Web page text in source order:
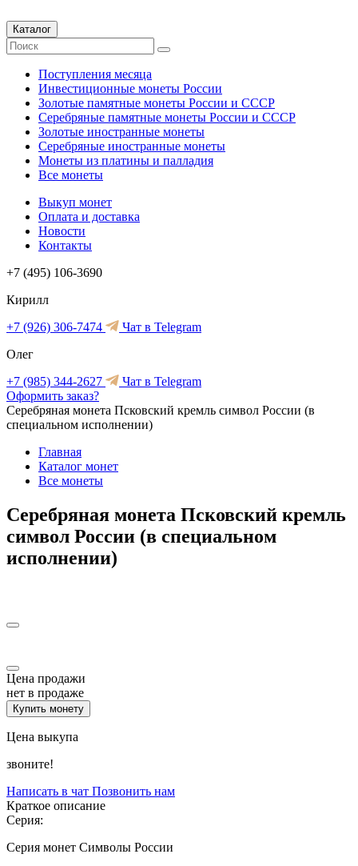
Каталог
Поступления месяца
Инвестиционные монеты России
Золотые памятные монеты России и СССР
Серебряные памятные монеты России и СССР
Золотые иностранные монеты
Серебряные иностранные монеты
Монеты из платины и палладия
Все монеты
Выкуп монет
Оплата и доставка
Новости
Контакты
+7 (495) 106-3690
Кирилл
+7 (926) 306-7474
Чат в Telegram
Олег
+7 (985) 344-2627
Чат в Telegram
Оформить заказ?
Серебряная монета Псковский кремль символ России (в
специальном исполнении)
Главная
Каталог монет
Все монеты
Серебряная монета Псковский кремль
символ России (в специальном
исполнении)
Цена продажи
нет в продаже
Купить монету
Цена выкупа
звоните!
Написать в чат Позвонить нам
Краткое описание
Серия:
Серия монет Символы России